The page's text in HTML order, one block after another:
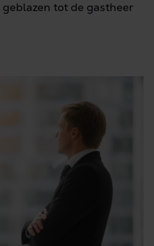
tot de gastheer